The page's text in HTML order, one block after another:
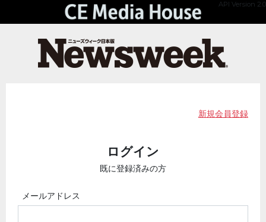
API Version 2.0
新規会員登録
ログイン
既に登録済みの方
メールアドレス